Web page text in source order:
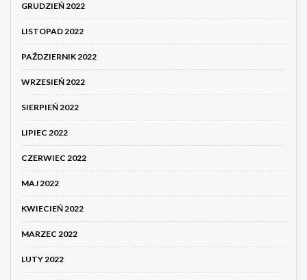
GRUDZIEŃ 2022
LISTOPAD 2022
PAŹDZIERNIK 2022
WRZESIEŃ 2022
SIERPIEŃ 2022
LIPIEC 2022
CZERWIEC 2022
MAJ 2022
KWIECIEŃ 2022
MARZEC 2022
LUTY 2022